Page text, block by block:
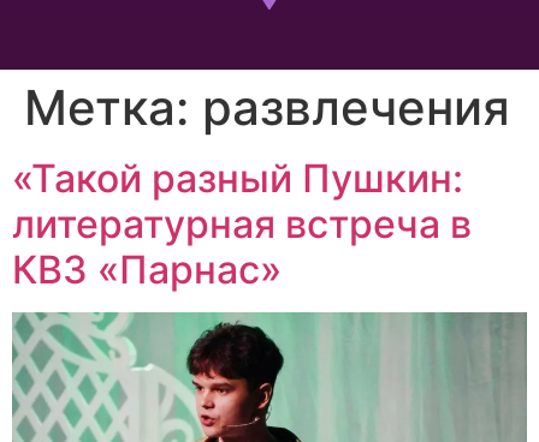
Метка: развлечения
«Такой разный Пушкин:
литературная встреча в
КВЗ «Парнас»